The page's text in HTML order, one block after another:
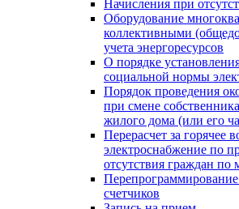
Начисления при
Оборудование
коллективными
учета энергоресурсов
О порядке
социальной нормы
Порядок проведения
при смене
жилого дома (или его
Перерасчет за горячее
электроснабжение по
отсутствия граждан по
счетчиков